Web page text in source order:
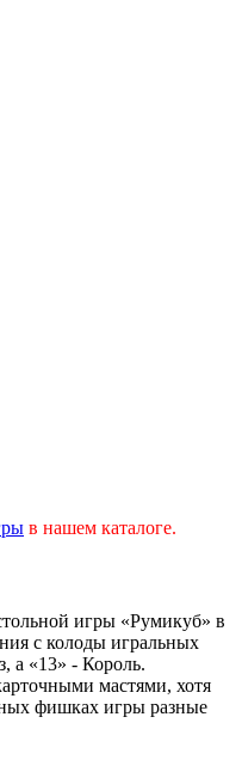
в нашем каталоге.
игры «Румикуб» в
с колоды игральных
а «13» - Король.
мастями, хотя
фишках игры разные